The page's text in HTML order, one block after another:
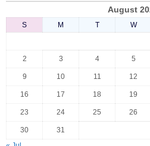
August
S M T W
2 3 4 5
9 10 11 12
16 17 18 19
23 24 25 26
30
31